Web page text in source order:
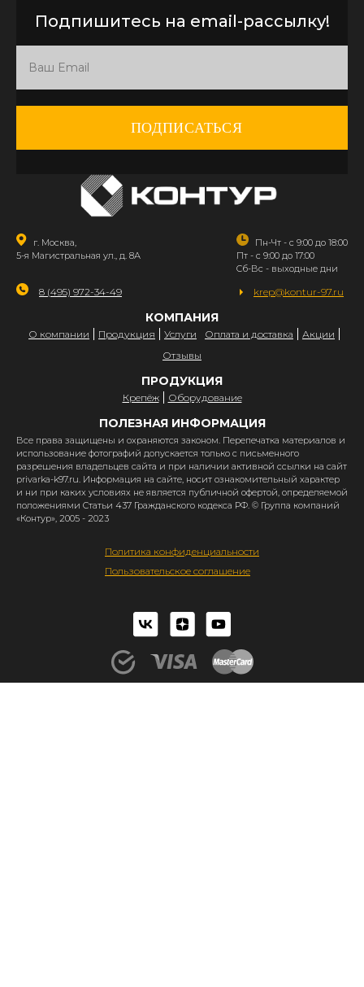
Подпишитесь на email-рассылку!
ПОДПИСАТЬСЯ
г. Москва,
5-я Магистральная ул., д. 8А
Пн-Чт - с 9:00 до 18:00
Пт - с 9:00 до 17:00
Сб-Вс - выходные дни
8 (495) 972-34-49 krep@kontur-97.ru
КОМПАНИЯ
О компании Продукция Услуги Оплата и доставка
Акции
Отзывы
ПРОДУКЦИЯ
Крепёж Оборудование
ПОЛЕЗНАЯ ИНФОРМАЦИЯ
Все права защищены и охраняются законом. Перепечатка материалов и
использование фотографий допускается только с письменного
разрешения владельцев сайта и при наличии активной ссылки на сайт
privarka-k97.ru. Информация на сайте, носит ознакомительный характер
и ни при каких условиях не является публичной офертой, определяемой
положениями Статьи 437 Гражданского кодекса РФ. © Группа компаний
«Контур», 2005 - 2023
Политика конфиденциальности
Пользовательское соглашение